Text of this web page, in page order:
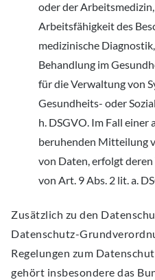
oder der
Arbeitsfähigkeit des
medizinische
Behandlung im
für die Verwaltung von
Gesundheits- oder
h. DSGVO. Im Fall
beruhenden Mitteilung
von Daten, erfolgt
von Art. 9 Abs. 2 lit. a.
Zusätzlich zu den
Datenschutz-
Regelungen zum
gehört insbesondere das